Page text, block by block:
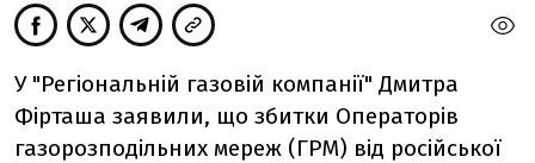
У "Регіональній газовій компанії" Дмитра
Фірташа заявили, що збитки Операторів
газорозподільних мереж (ГРМ) від російської